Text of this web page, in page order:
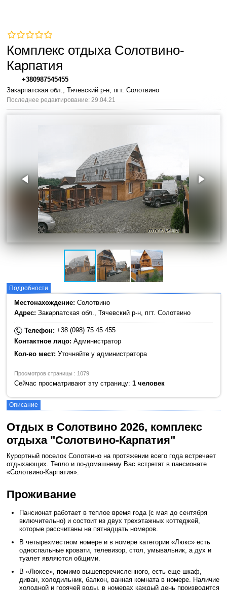
Комплекс отдыха Солотвино-
Карпатия
+380987545455
Закарпатская обл., Тячевский р-н, пгт. Солотвино
Последнее редактирование: 29.04.21
Подробности
Местонахождение: Солотвино
Адрес: Закарпатская обл., Тячевский р-н, пгт. Солотвино
Телефон:+38 (098) 75 45 455
Контактное лицо: Администратор
Кол-во мест: Уточняйте у администратора
Просмотров страницы : 1079
Сейчас просматривают эту страницу:1 человек
Описание
Отдых в Солотвино 2026, комплекс
отдыха "Солотвино-Карпатия"
Курортный поселок Солотвино на протяжении всего года встречает
отдыхающих. Тепло и по-домашнему Вас встретят в пансионате
«Солотвино-Карпатия».
Проживание
Пансионат работает в теплое время года (с мая до сентября
включительно) и состоит из двух трехэтажных коттеджей,
которые рассчитаны на пятнадцать номеров.
В четырехместном номере и в номере категории «Люкс» есть
односпальные кровати, телевизор, стол, умывальник, а дух и
туалет являются общими.
В «Люксе», помимо вышеперечисленного, есть еще шкаф,
диван, холодильник, балкон, ванная комната в номере. Наличие
холодной и горячей воды, в номерах каждый день производится